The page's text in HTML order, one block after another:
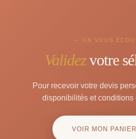
— ON VOUS
Validezvotre
Pour recevoir votre devis
disponibilités et conditions
VOIR MON